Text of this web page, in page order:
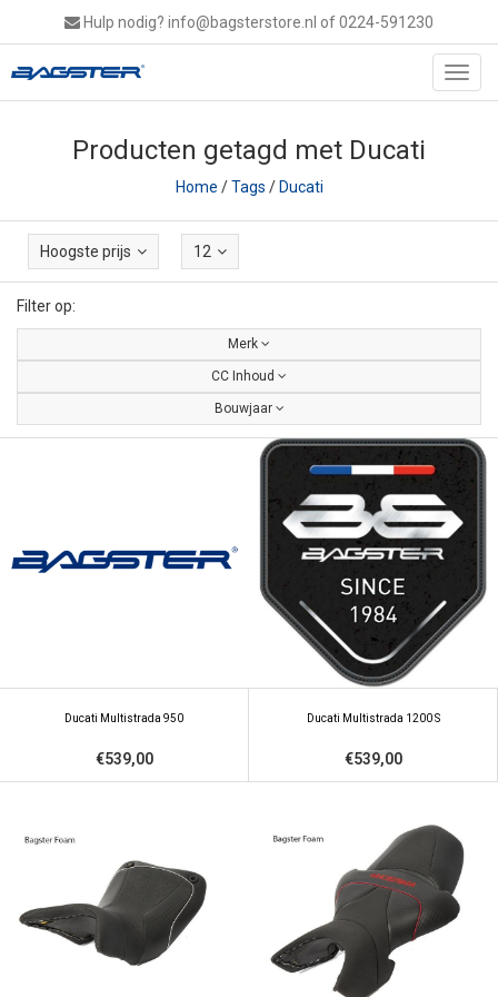
Hulp nodig? info@bagsterstore.nl of 0224-591230
Producten getagd met Ducati
Home /Tags /Ducati
Hoogste prijs 12
Filter op:
Merk
CC Inhoud
Bouwjaar
Ducati Multistrada 950
€539,00
Ducati Multistrada 1200 S
€539,00